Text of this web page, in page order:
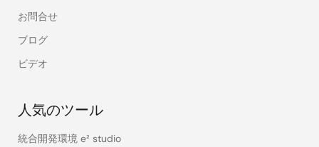
お問合せ
ブログ
ビデオ
人気のツール
統合開発環境 e² studio